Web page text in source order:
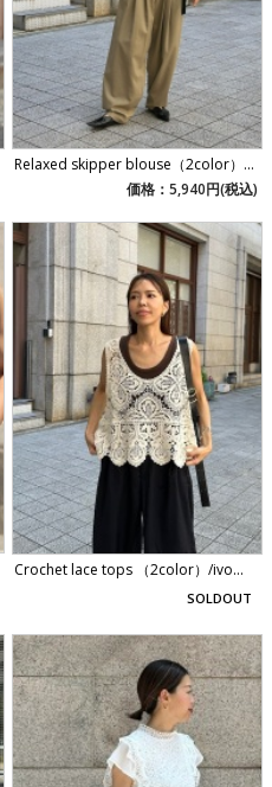
Relaxed skipper blouse（2color）...
価格：5,940円(税込)
Crochet lace tops （2color）/ivo...
SOLDOUT